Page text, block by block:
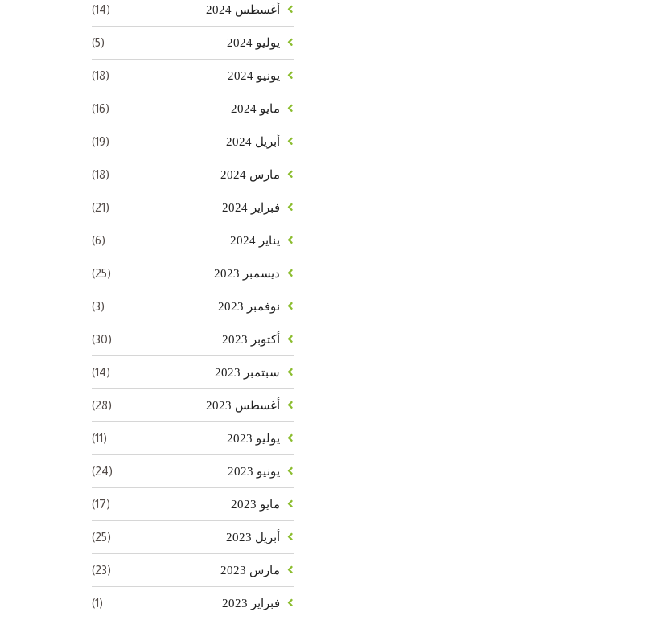
أغسطس 2024 (14)
يوليو 2024 (5)
يونيو 2024 (18)
مايو 2024 (16)
أبريل 2024 (19)
مارس 2024 (18)
فبراير 2024 (21)
يناير 2024 (6)
ديسمبر 2023 (25)
نوفمبر 2023 (3)
أكتوبر 2023 (30)
سبتمبر 2023 (14)
أغسطس 2023 (28)
يوليو 2023 (11)
يونيو 2023 (24)
مايو 2023 (17)
أبريل 2023 (25)
مارس 2023 (23)
فبراير 2023 (1)